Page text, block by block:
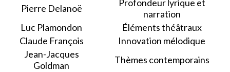
Pierre Delanoë
Profondeur lyrique et
narration
Luc Plamondon
Éléments théâtraux
Claude François
Innovation mélodique
Jean-Jacques
Goldman
Thèmes contemporains